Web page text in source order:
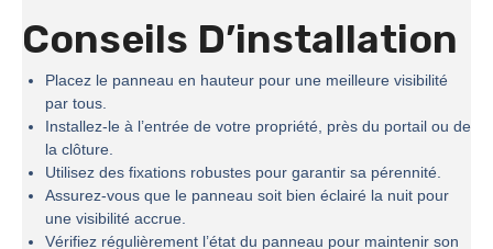
Conseils D’installation
Placez le panneau en hauteur pour une meilleure visibilité
par tous.
Installez-le à l’entrée de votre propriété, près du portail ou de
la clôture.
Utilisez des fixations robustes pour garantir sa pérennité.
Assurez-vous que le panneau soit bien éclairé la nuit pour
une visibilité accrue.
Vérifiez régulièrement l’état du panneau pour maintenir son